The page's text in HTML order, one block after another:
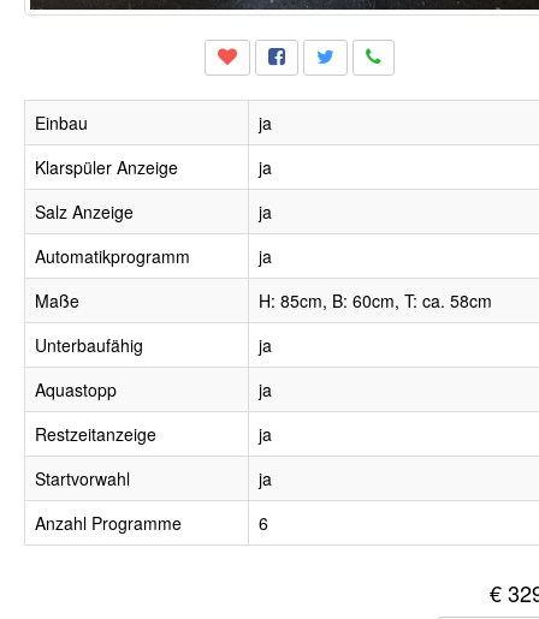
Einbau
ja
Klarspüler Anzeige
ja
Salz Anzeige
ja
Automatikprogramm
ja
Maße
H: 85cm, B: 60cm, T: ca. 58cm
Unterbaufähig
ja
Aquastopp
ja
Restzeitanzeige
ja
Startvorwahl
ja
Anzahl Programme
6
€